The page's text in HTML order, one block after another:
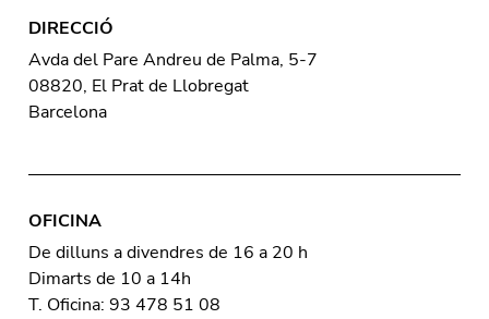
DIRECCIÓ
Avda del Pare Andreu de Palma, 5-7
08820, El Prat de Llobregat
Barcelona
OFICINA
De dilluns a divendres de 16 a 20 h
Dimarts de 10 a 14h
T. Oficina: 93 478 51 08